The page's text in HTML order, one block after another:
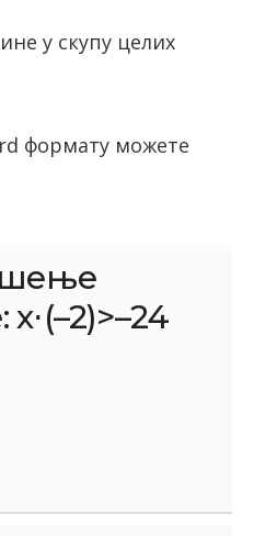
у скупу целих
формату можете